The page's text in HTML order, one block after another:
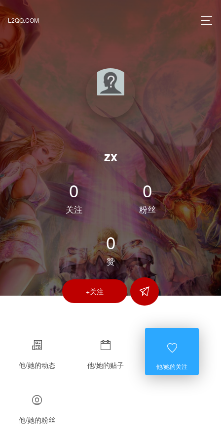
L2QQ.COM
zx
0
关注
0
粉丝
0
赞
+关注
他/她的动态 他/她的贴子 他/她的关注
他/她的粉丝